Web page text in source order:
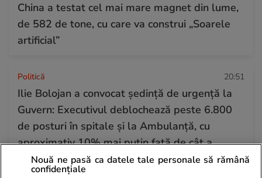
China a testat cel mai mare magnet din lume,
de 582 de tone, cu care va construi „Soarele
artificial”
Politică 20:51
Ilie Bolojan a convocat ședință de urgență la
Guvern: Executivul deblochează peste 6.800
de posturi în spitale și la Ambulanță, cu
aproximativ 10% mai puțin față de cât a
propus Ministerul Sănătății
Nouă ne pasă ca datele tale personale să rămână
confidențiale